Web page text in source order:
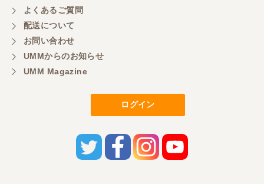
よくあるご質問
配送について
お問い合わせ
UMMからのお知らせ
UMM Magazine
ログイン